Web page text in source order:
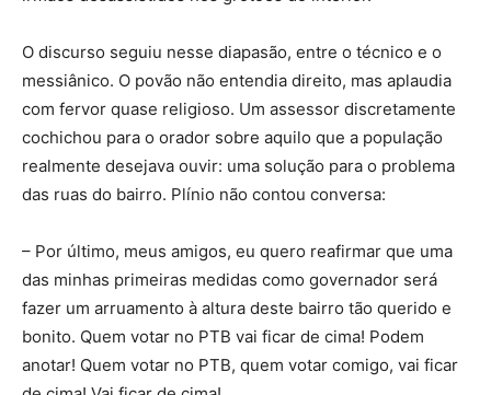
O discurso seguiu nesse diapasão, entre o técnico e o
messiânico. O povão não entendia direito, mas aplaudia
com fervor quase religioso. Um assessor discretamente
cochichou para o orador sobre aquilo que a população
realmente desejava ouvir: uma solução para o problema
das ruas do bairro. Plínio não contou conversa:
– Por último, meus amigos, eu quero reafirmar que uma
das minhas primeiras medidas como governador será
fazer um arruamento à altura deste bairro tão querido e
bonito. Quem votar no PTB vai ficar de cima! Podem
anotar! Quem votar no PTB, quem votar comigo, vai ficar